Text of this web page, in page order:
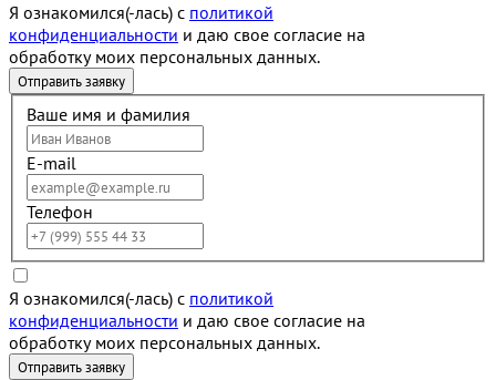
Я ознакомился(-лась) с политикой
конфиденциальности и даю свое согласие на
обработку моих персональных данных.
Ваше имя и фамилия
E-mail
Телефон
Я ознакомился(-лась) с политикой
конфиденциальности и даю свое согласие на
обработку моих персональных данных.